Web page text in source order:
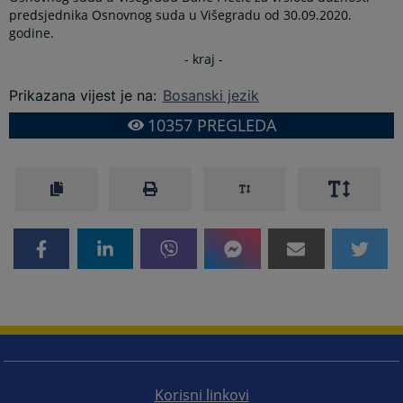
predsjednika Osnovnog suda u Višegradu od 30.09.2020.
godine.
- kraj -
Prikazana vijest je na: Bosanski jezik
10357PREGLEDA
Korisni linkovi